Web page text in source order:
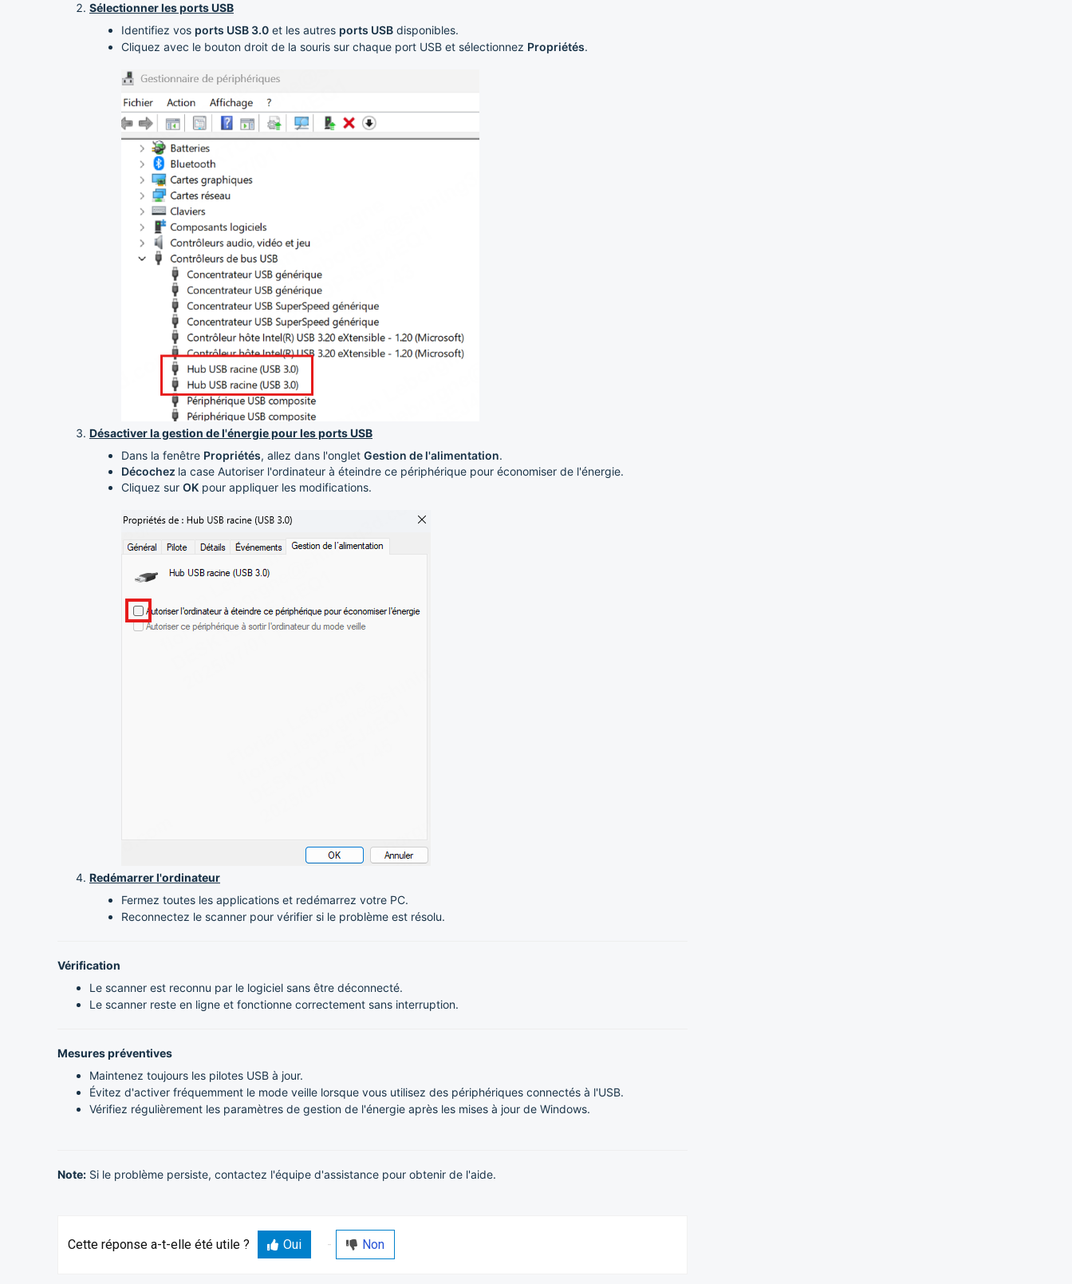
Sélectionner les ports USB
Identifiez vos ports USB 3.0 et les autres ports USB disponibles.
Cliquez avec le bouton droit de la souris sur chaque port USB et sélectionnez Propriétés.
Désactiver la gestion de l'énergie pour les ports USB
Dans la fenêtre Propriétés, allez dans l'onglet Gestion de l'alimentation.
Décochez la case Autoriser l'ordinateur à éteindre ce périphérique pour économiser de l'énergie.
Cliquez sur OK pour appliquer les modifications.
Redémarrer l'ordinateur
Fermez toutes les applications et redémarrez votre PC.
Reconnectez le scanner pour vérifier si le problème est résolu.
Vérification
Le scanner est reconnu par le logiciel sans être déconnecté.
Le scanner reste en ligne et fonctionne correctement sans interruption.
Mesures préventives
Maintenez toujours les pilotes USB à jour.
Évitez d'activer fréquemment le mode veille lorsque vous utilisez des périphériques connectés à l'USB.
Vérifiez régulièrement les paramètres de gestion de l'énergie après les mises à jour de Windows.
Note: Si le problème persiste, contactez l'équipe d'assistance pour obtenir de l'aide.
Cette réponse a-t-elle été utile ? Oui Non